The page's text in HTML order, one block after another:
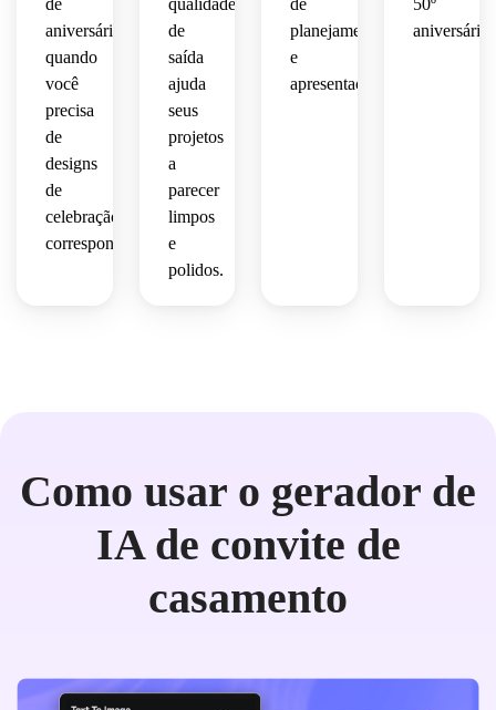
de
aniversário
quando
você
precisa
de
designs
de
celebração
correspondentes.
qualidade
de
saída
ajuda
seus
projetos
a
parecer
limpos
e
polidos.
de
planejamento
e
apresentação.
50º
aniversário.
Como usar o gerador de
IA de convite de
casamento